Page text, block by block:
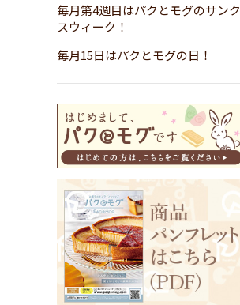
毎月第4週目はパクとモグのサンク
スウィーク！
毎月15日はパクとモグの日！